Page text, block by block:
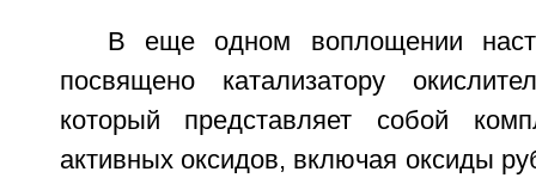
В еще одном воплощении
посвящено катализатору
который представляет собой
активных оксидов, включая оксиды